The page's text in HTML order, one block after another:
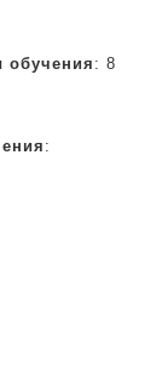
обучения : 8
: